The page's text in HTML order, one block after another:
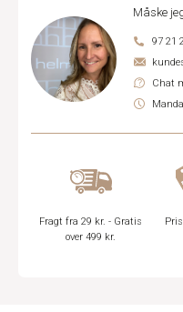
Måske
97 21
Chat
Fragt fra 29 kr. - Gratis
over 499 kr.